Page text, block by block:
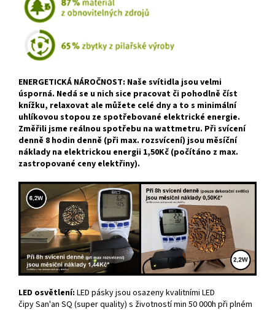
ENERGETICKÁ NÁROČNOST: Naše svítidla jsou velmi
úsporná. Nedá se u nich sice pracovat či pohodlně číst
knížku, relaxovat ale můžete celé dny a to s minimální
uhlíkovou stopou ze spotřebované elektrické energie.
Změřili jsme reálnou spotřebu na wattmetru. Při svícení
denně 8 hodin denně (při max. rozsvícení) jsou měsíční
náklady na elektrickou energii 1,50Kč (počítáno z max.
zastropované ceny elektřiny).
LED osvětlení: LED pásky jsou osazeny kvalitními LED
čipy San'an SQ (super quality) s životností min 50 000h při plném